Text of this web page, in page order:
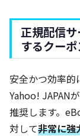
正規配信
するクー
安全かつ効率的
Yahoo! JAPAN
推奨します。
対して非常に強